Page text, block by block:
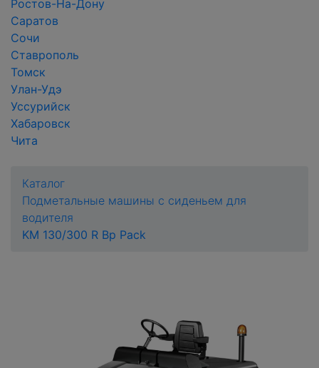
Ростов-На-Дону
Саратов
Сочи
Ставрополь
Томск
Улан-Удэ
Уссурийск
Хабаровск
Чита
Каталог
Подметальные машины с сиденьем для
водителя
KM 130/300 R Bp Pack